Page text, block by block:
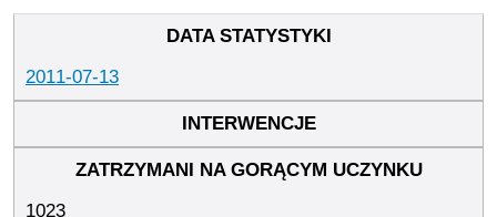
2011-07-13
1023